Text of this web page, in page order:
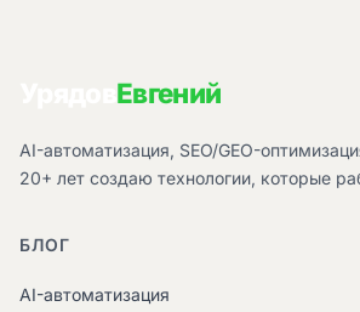
Евгений
AI-автоматизация, SEO/GEO-
20+ лет создаю технологии, которые
БЛОГ
AI-автоматизация